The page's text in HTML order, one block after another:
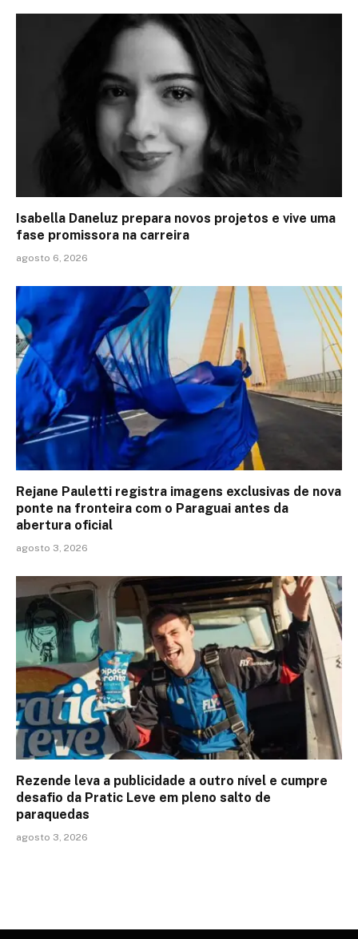
Isabella Daneluz prepara novos projetos e vive uma
fase promissora na carreira
agosto 6, 2026
Rejane Pauletti registra imagens exclusivas de nova
ponte na fronteira com o Paraguai antes da
abertura oficial
agosto 3, 2026
Rezende leva a publicidade a outro nível e cumpre
desafio da Pratic Leve em pleno salto de
paraquedas
agosto 3, 2026